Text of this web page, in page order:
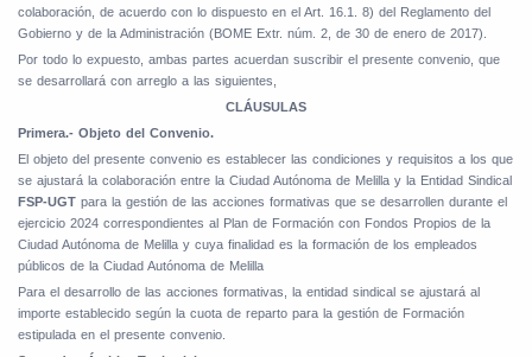
colaboración, de acuerdo con lo dispuesto en el Art. 16.1. 8) del Reglamento del
Gobierno y de la Administración (BOME Extr. núm. 2, de 30 de enero de 2017).
Por todo lo expuesto, ambas partes acuerdan suscribir el presente convenio, que
se desarrollará con arreglo a las siguientes,
CLÁUSULAS
Primera.- Objeto del Convenio.
El objeto del presente convenio es establecer las condiciones y requisitos a los que
se ajustará la colaboración entre la Ciudad Autónoma de Melilla y la Entidad Sindical
FSP-UGT para la gestión de las acciones formativas que se desarrollen durante el
ejercicio 2024 correspondientes al Plan de Formación con Fondos Propios de la
Ciudad Autónoma de Melilla y cuya finalidad es la formación de los empleados
públicos de la Ciudad Autónoma de Melilla
Para el desarrollo de las acciones formativas, la entidad sindical se ajustará al
importe establecido según la cuota de reparto para la gestión de Formación
estipulada en el presente convenio.